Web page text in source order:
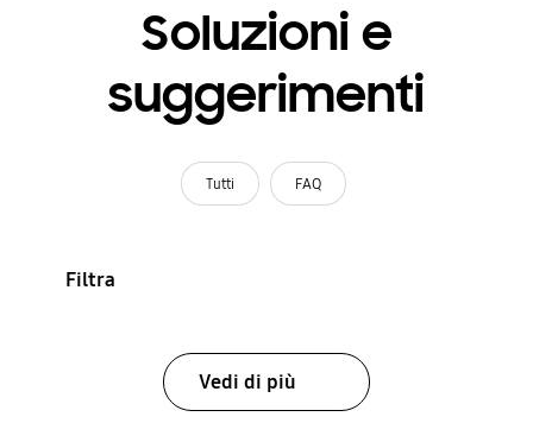
Soluzioni e
suggerimenti
Tutti FAQ
Filtra
Vedi di più